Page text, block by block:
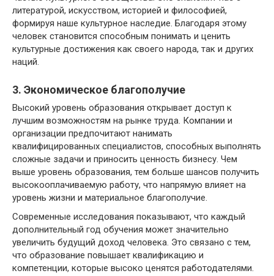
литературой, искусством, историей и философией,
формируя наше культурное наследие. Благодаря этому
человек становится способным понимать и ценить
культурные достижения как своего народа, так и других
наций.
3. Экономическое благополучие
Высокий уровень образования открывает доступ к
лучшим возможностям на рынке труда. Компании и
организации предпочитают нанимать
квалифицированных специалистов, способных выполнять
сложные задачи и приносить ценность бизнесу. Чем
выше уровень образования, тем больше шансов получить
высокооплачиваемую работу, что напрямую влияет на
уровень жизни и материальное благополучие.
Современные исследования показывают, что каждый
дополнительный год обучения может значительно
увеличить будущий доход человека. Это связано с тем,
что образование повышает квалификацию и
компетенции, которые высоко ценятся работодателями.